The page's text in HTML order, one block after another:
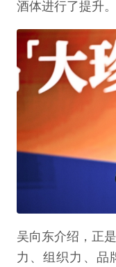
酒体进行了提升。
吴向东介绍，正
力、组织力、品